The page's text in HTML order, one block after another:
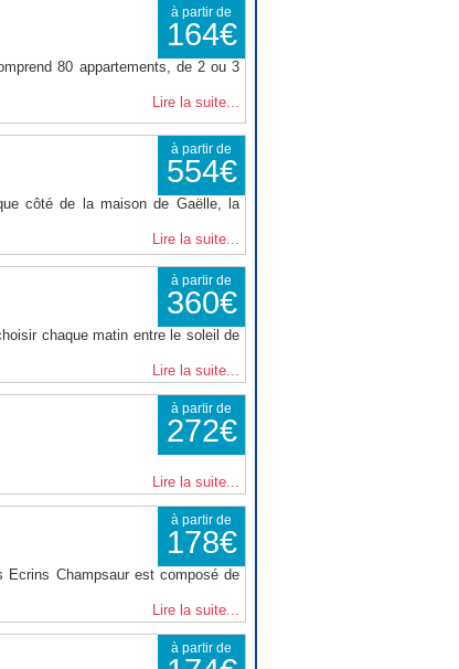
à partir de
164€
80 appartements, de 2 ou 3
Lire la suite...
à partir de
554€
côté de la maison de Gaëlle, la
Lire la suite...
à partir de
360€
chaque matin entre le soleil de
Lire la suite...
à partir de
272€
Lire la suite...
à partir de
178€
Ecrins Champsaur est composé de
Lire la suite...
à partir de